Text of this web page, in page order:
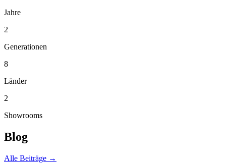
Jahre
2
Generationen
8
Länder
2
Showrooms
Blog
Alle Beiträge →